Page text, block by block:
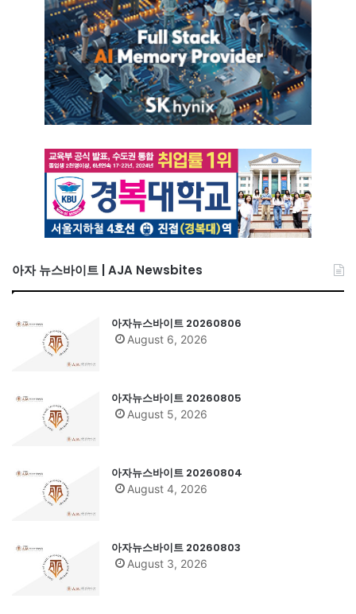
아자 뉴스바이트 | AJA Newsbites
아자뉴스바이트 20260806
August 6, 2026
아자뉴스바이트 20260805
August 5, 2026
아자뉴스바이트 20260804
August 4, 2026
아자뉴스바이트 20260803
August 3, 2026